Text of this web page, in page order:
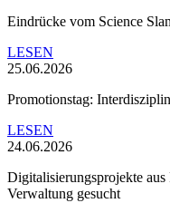
Eindrücke vom Science
LESEN
25.06.2026
Promotionstag:
LESEN
24.06.2026
Digitalisierungsprojekte
Verwaltung gesucht